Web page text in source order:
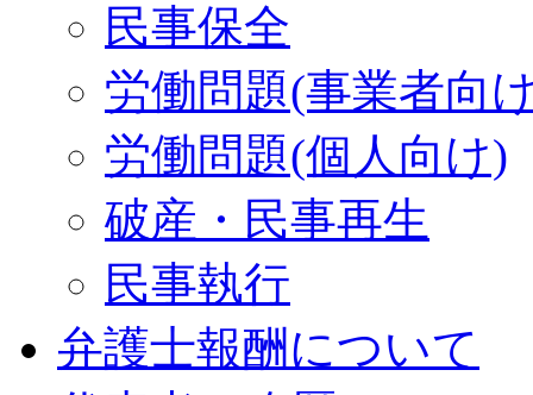
民事保全
労働問題(事業者向
労働問題(個人向け)
破産・民事再生
民事執行
弁護士報酬について